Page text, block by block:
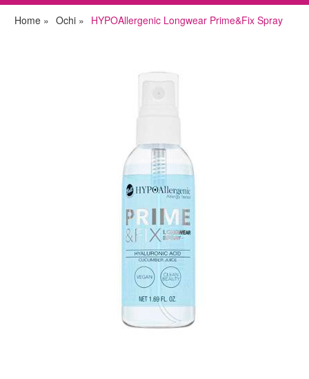
Home » Ochi » HYPOAllergenic Longwear Prime&Fix Spray